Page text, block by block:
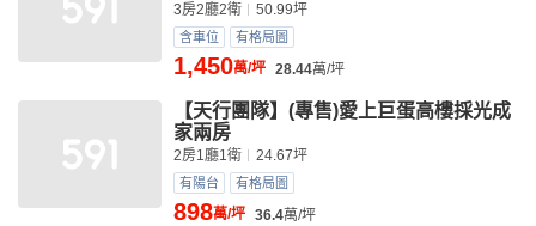
3房2廳2衛 50.99坪
含車位 有格局圖
1,450萬/坪 28.44萬/坪
【天行團隊】(專售)愛上巨蛋高樓採光成
家兩房
2房1廳1衛 24.67坪
有陽台 有格局圖
898萬/坪 36.4萬/坪